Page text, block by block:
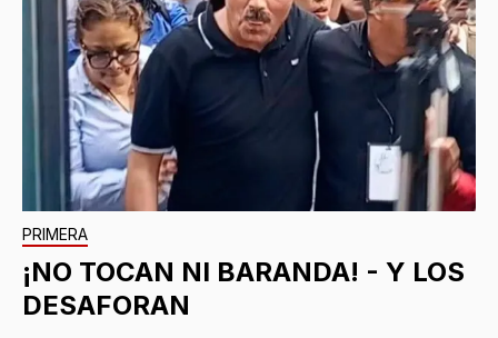
PRIMERA
¡NO TOCAN NI BARANDA! - Y LOS
DESAFORAN